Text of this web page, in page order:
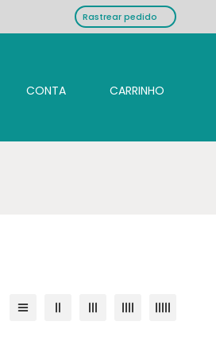
Rastrear pedido